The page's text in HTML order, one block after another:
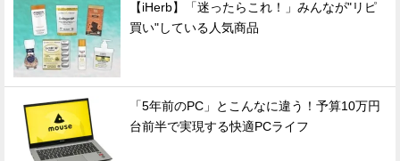
【iHerb】「迷ったらこれ！」みんなが"リピ
買い"している人気商品
「5年前のPC」とこんなに違う！予算10万円
台前半で実現する快適PCライフ